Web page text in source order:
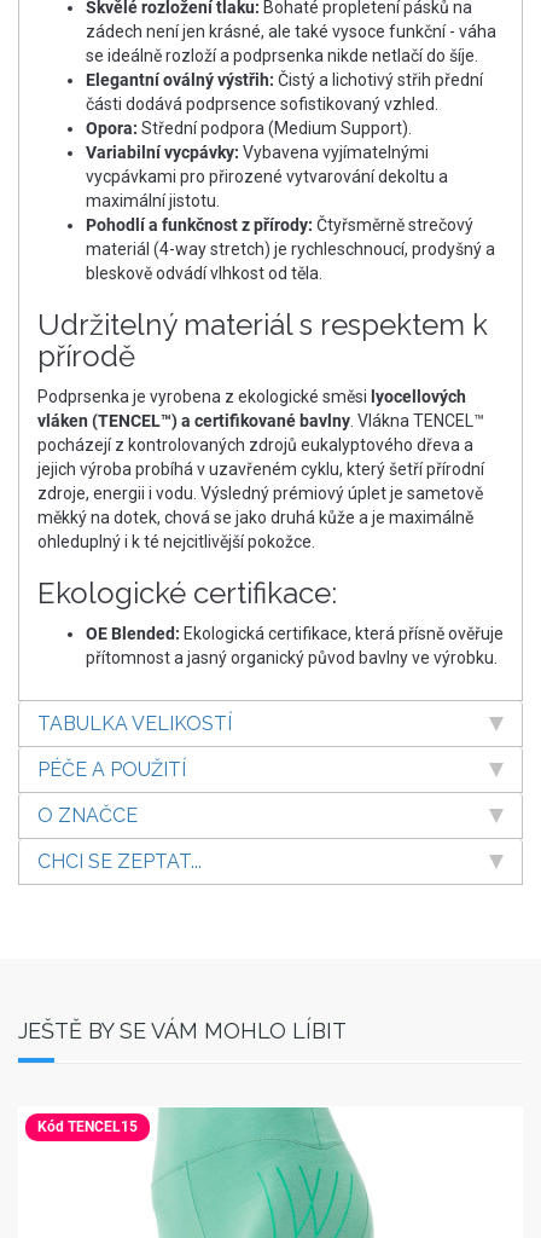
Skvělé rozložení tlaku: Bohaté propletení pásků na
zádech není jen krásné, ale také vysoce funkční - váha
se ideálně rozloží a podprsenka nikde netlačí do šíje.
Elegantní oválný výstřih: Čistý a lichotivý střih přední
části dodává podprsence sofistikovaný vzhled.
Opora: Střední podpora (Medium Support).
Variabilní vycpávky: Vybavena vyjímatelnými
vycpávkami pro přirozené vytvarování dekoltu a
maximální jistotu.
Pohodlí a funkčnost z přírody: Čtyřsměrně strečový
materiál (4-way stretch) je rychleschnoucí, prodyšný a
bleskově odvádí vlhkost od těla.
Udržitelný materiál s respektem k
přírodě
Podprsenka je vyrobena z ekologické směsi lyocellových
vláken (TENCEL™) a certifikované bavlny . Vlákna TENCEL™
pocházejí z kontrolovaných zdrojů eukalyptového dřeva a
jejich výroba probíhá v uzavřeném cyklu, který šetří přírodní
zdroje, energii i vodu. Výsledný prémiový úplet je sametově
měkký na dotek, chová se jako druhá kůže a je maximálně
ohleduplný i k té nejcitlivější pokožce.
Ekologické certifikace:
OE Blended: Ekologická certifikace, která přísně ověřuje
přítomnost a jasný organický původ bavlny ve výrobku.
TABULKA VELIKOSTÍ
PÉČE A POUŽITÍ
O ZNAČCE
CHCI SE ZEPTAT...
JEŠTĚ BY SE VÁM MOHLO LÍBIT
Kód TENCEL15